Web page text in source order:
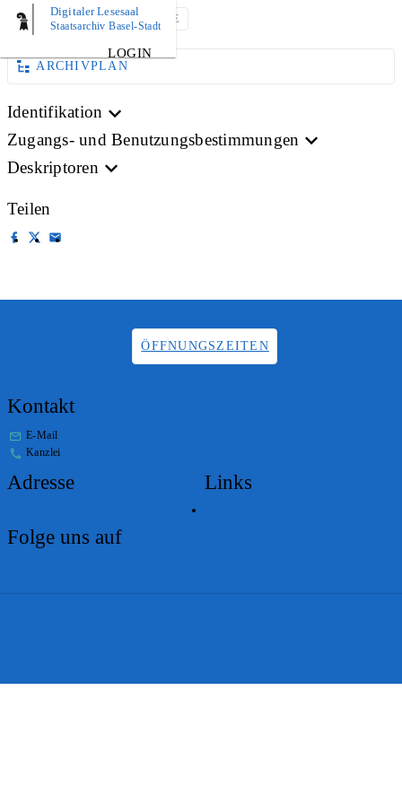
Digitaler Lesesaal
Staatsarchiv Basel-Stadt
LOGIN
AKTE DRUCKSACHE
ARCHIVPLAN
Identifikation
Zugangs- und Benutzungsbestimmungen
Deskriptoren
Teilen
ÖFFNUNGSZEITEN
Kontakt
E-Mail
Kanzlei
Adresse Links
Folge uns auf